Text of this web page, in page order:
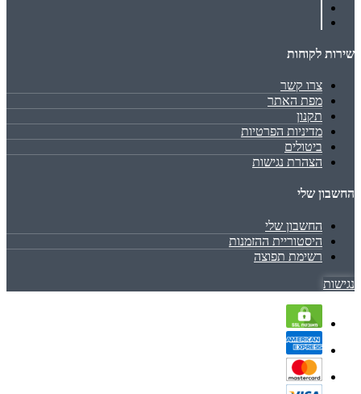
שירות לקוחות
צרו קשר
מפת האתר
תקנון
מדיניות הפרטיות
ביטולים
הצהרת נגישות
החשבון שלי
החשבון שלי
היסטוריית ההזמנות
רשימת תפוצה
נגישות